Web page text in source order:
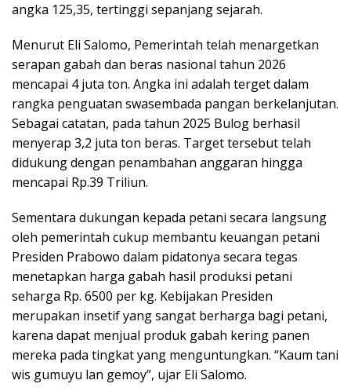
angka 125,35, tertinggi sepanjang sejarah.
Menurut Eli Salomo, Pemerintah telah menargetkan
serapan gabah dan beras nasional tahun 2026
mencapai 4 juta ton. Angka ini adalah terget dalam
rangka penguatan swasembada pangan berkelanjutan.
Sebagai catatan, pada tahun 2025 Bulog berhasil
menyerap 3,2 juta ton beras. Target tersebut telah
didukung dengan penambahan anggaran hingga
mencapai Rp.39 Triliun.
Sementara dukungan kepada petani secara langsung
oleh pemerintah cukup membantu keuangan petani
Presiden Prabowo dalam pidatonya secara tegas
menetapkan harga gabah hasil produksi petani
seharga Rp. 6500 per kg. Kebijakan Presiden
merupakan insetif yang sangat berharga bagi petani,
karena dapat menjual produk gabah kering panen
mereka pada tingkat yang menguntungkan. “Kaum tani
wis gumuyu lan gemoy”, ujar Eli Salomo.